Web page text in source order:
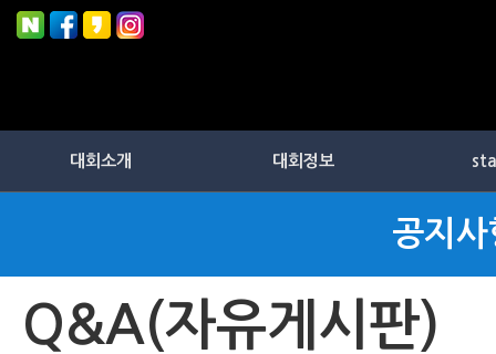
대회소개 대회정보
공지사
Q&A(자유게시판)